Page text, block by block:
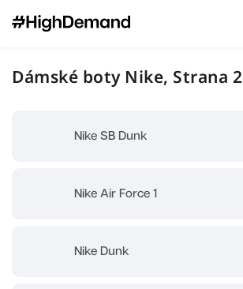
Dámské boty Nike, Strana 2
Nike SB Dunk
Nike Air Force 1
Nike Dunk